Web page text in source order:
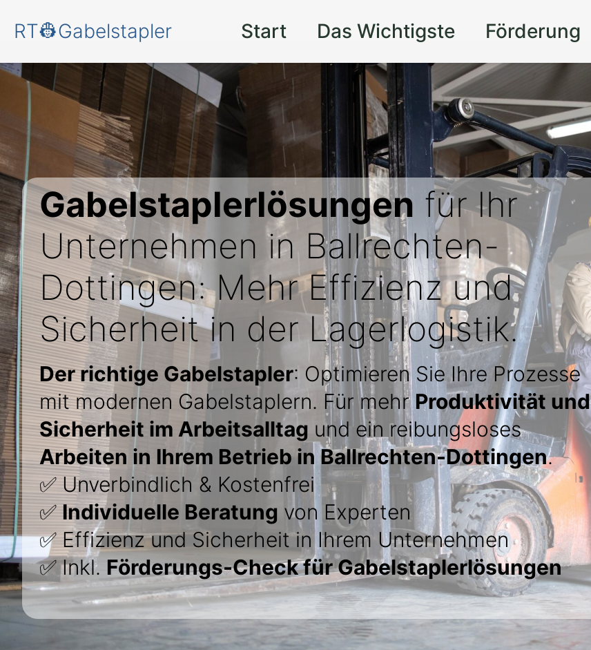
RT👷Gabelstapler Start Das Wichtigste Förderung
Gabelstaplerlösungen für Ihr
Unternehmen in Ballrechten-
Dottingen: Mehr Effizienz und
Sicherheit in der Lagerlogistik.
Der richtige Gabelstapler: Optimieren Sie Ihre Prozesse
mit modernen Gabelstaplern. Für mehrProduktivität und
Sicherheit im Arbeitsalltag und ein reibungsloses
Arbeiten in Ihrem Betrieb in Ballrechten-Dottingen.
✅ Unverbindlich & Kostenfrei
✅Individuelle Beratung von Experten
✅ Effizienz und Sicherheit in Ihrem Unternehmen
✅ Inkl. Förderungs-Check für Gabelstaplerlösungen